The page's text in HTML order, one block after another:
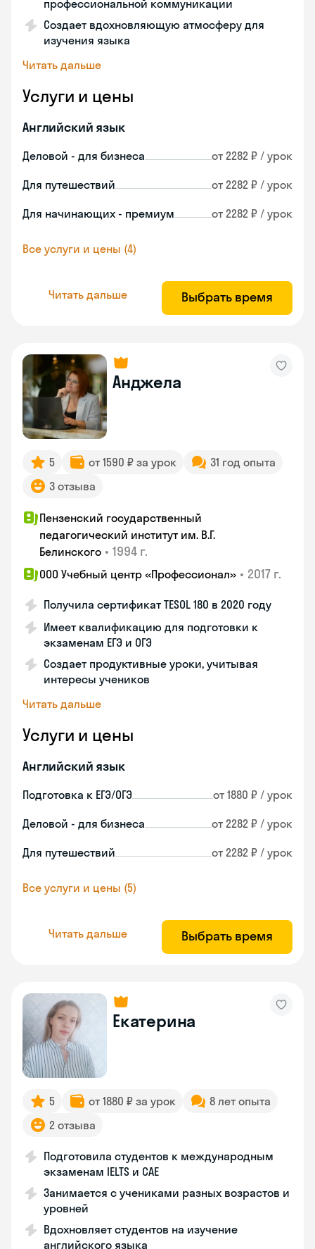
профессиональной коммуникации
Создает вдохновляющую атмосферу для
изучения языка
Читать дальше
Услуги и цены
Английский язык
Деловой - для бизнеса от 2282 ₽ / урок
Для путешествий от 2282 ₽ / урок
Для начинающих - премиум от 2282 ₽ / урок
Все услуги и цены (4)
Читать дальше Выбрать время
Анджела
5 от 1590 ₽ за урок
31 год опыта
3 отзыва
Пензенский государственный
педагогический институт им. В.Г.
Белинского • 1994 г.
ООО Учебный центр «Профессионал» • 2017 г.
Получила сертификат TESOL 180 в 2020 году
Имеет квалификацию для подготовки к
экзаменам ЕГЭ и ОГЭ
Создает продуктивные уроки, учитывая
интересы учеников
Читать дальше
Услуги и цены
Английский язык
Подготовка к ЕГЭ/ОГЭ от 1880 ₽ / урок
Деловой - для бизнеса от 2282 ₽ / урок
Для путешествий от 2282 ₽ / урок
Все услуги и цены (5)
Читать дальше Выбрать время
Екатерина
5 от 1880 ₽ за урок
8 лет опыта
2 отзыва
Подготовила студентов к международным
экзаменам IELTS и CAE
Занимается с учениками разных возрастов и
уровней
Вдохновляет студентов на изучение
английского языка